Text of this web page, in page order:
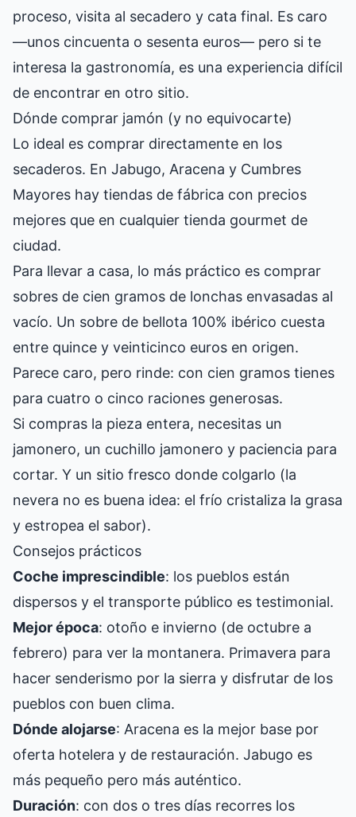
proceso, visita al secadero y cata final. Es caro
—unos cincuenta o sesenta euros— pero si te
interesa la gastronomía, es una experiencia difícil
de encontrar en otro sitio.
Dónde comprar jamón (y no equivocarte)
Lo ideal es comprar directamente en los
secaderos. En Jabugo, Aracena y Cumbres
Mayores hay tiendas de fábrica con precios
mejores que en cualquier tienda gourmet de
ciudad.
Para llevar a casa, lo más práctico es comprar
sobres de cien gramos de lonchas envasadas al
vacío. Un sobre de bellota 100% ibérico cuesta
entre quince y veinticinco euros en origen.
Parece caro, pero rinde: con cien gramos tienes
para cuatro o cinco raciones generosas.
Si compras la pieza entera, necesitas un
jamonero, un cuchillo jamonero y paciencia para
cortar. Y un sitio fresco donde colgarlo (la
nevera no es buena idea: el frío cristaliza la grasa
y estropea el sabor).
Consejos prácticos
Coche imprescindible: los pueblos están
dispersos y el transporte público es testimonial.
Mejor época: otoño e invierno (de octubre a
febrero) para ver la montanera. Primavera para
hacer senderismo por la sierra y disfrutar de los
pueblos con buen clima.
Dónde alojarse: Aracena es la mejor base por
oferta hotelera y de restauración. Jabugo es
más pequeño pero más auténtico.
Duración: con dos o tres días recorres los